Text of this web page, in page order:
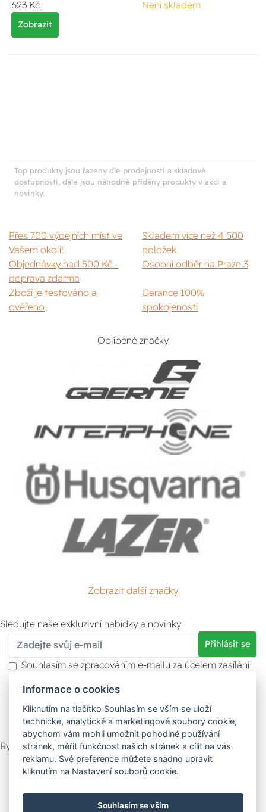
623 Kč Není skladem
Zobrazit
Top produkty jsou řazeny dle prodejnosti a skladové
dostupnosti, dále jsou náhodně přidány produkty v akci a
novinky.
Přes 700 výdejních míst ve
Vašem okolí!
Skladem více než 4 500
položek
Objednávky nad 500 Kč -
doprava zdarma
Osobní odběr na Praze 3
Zboží je testováno a
ověřeno
Garance 100%
spokojenosti
Oblíbené značky
Zobrazit další značky
Sledujte naše exkluzivní nabídky a novinky
Přihlásit se
Souhlasím se zpracováním e-mailu za účelem zasílání
Více informací naleznete v
údajů . Souhlas můžete kdykoliv odvolat.
Rychlý kontakt
Zákaznický servis Vyzvednutí zboží
Informace o cookies
Kliknutím na tlačítko Souhlasím se vším se uloží
technické, analytické a marketingové soubory cookie,
abychom vám mohli umožnit pohodlné používání
stránek, měřit funkčnost našich stránek a cílit na vás
reklamu. Své preference můžete snadno upravit
kliknutím na Nastavení souborů cookie.
Souhlasím se vším